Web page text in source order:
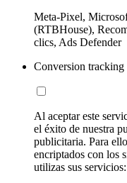
Meta-Pixel,
(RTBHouse),
clics, Ads Defender
Conversion tracking
Al aceptar este
el éxito de nuestra
publicitaria. Para
encriptados con los
utilizas sus servicios: